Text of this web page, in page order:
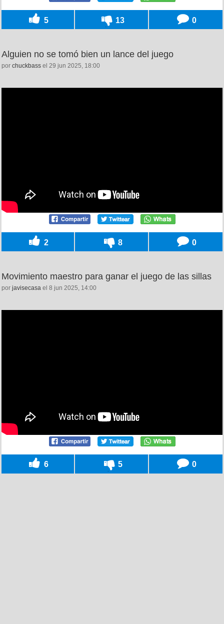
5 13 0
Alguien no se tomó bien un lance del juego
por chuckbass el 29 jun 2025, 18:00
2 8 0
Movimiento maestro para ganar el juego de las sillas
por javisecasa el 8 jun 2025, 14:00
6 5 0